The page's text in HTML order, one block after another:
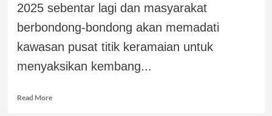
2025 sebentar lagi dan masyarakat
berbondong-bondong akan memadati
kawasan pusat titik keramaian untuk
menyaksikan kembang...
Read More